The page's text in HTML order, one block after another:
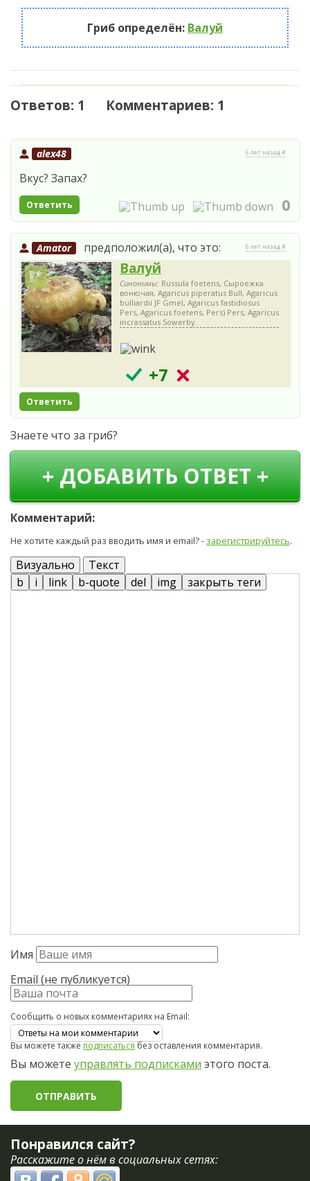
Гриб определён: Валуй
Ответов: 1 Комментариев: 1
alex48 6 лет назад #
Вкус? Запах?
Ответить 0
Amator предположил(а), что это: 6 лет назад #
Валуй
Синонимы: Russula foetens, Сыроежка
вонючая, Agaricus piperatus Bull, Agaricus
bulliardii JF Gmel, Agaricus fastidiosus
Pers, Agaricus foetens, Pers) Pers, Agaricus
incrassatus Sowerby.
+7
Ответить
Знаете что за гриб?
+ ДОБАВИТЬ ОТВЕТ +
Комментарий:
Не хотите каждый раз вводить имя и email? - зарегистрируйтесь.
Визуально Текст
Имя
Email (не публикуется)
Сообщить о новых комментариях на Email:
Вы можете такжеподписатьсябез оставления комментария.
Вы можете управлять подписками этого поста.
Понравился сайт?
Расскажите о нём в социальных сетях: